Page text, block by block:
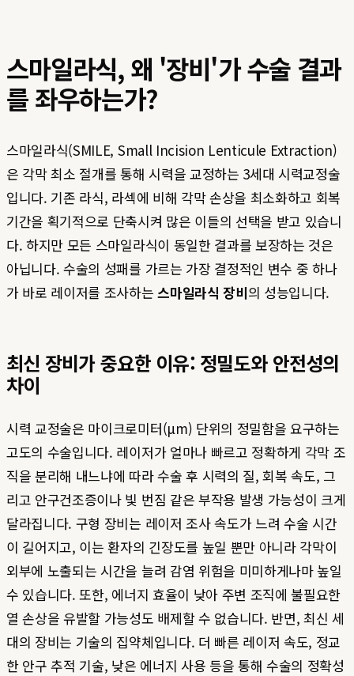
스마일라식, 왜 '장비'가 수술 결과
를 좌우하는가?
스마일라식(SMILE, Small Incision Lenticule Extraction)
은 각막 최소 절개를 통해 시력을 교정하는 3세대 시력교정술
입니다. 기존 라식, 라섹에 비해 각막 손상을 최소화하고 회복
기간을 획기적으로 단축시켜 많은 이들의 선택을 받고 있습니
다. 하지만 모든 스마일라식이 동일한 결과를 보장하는 것은
아닙니다. 수술의 성패를 가르는 가장 결정적인 변수 중 하나
가 바로 레이저를 조사하는스마일라식 장비의 성능입니다.
최신 장비가 중요한 이유: 정밀도와 안전성의
차이
시력 교정술은 마이크로미터(μm) 단위의 정밀함을 요구하는
고도의 수술입니다. 레이저가 얼마나 빠르고 정확하게 각막 조
직을 분리해 내느냐에 따라 수술 후 시력의 질, 회복 속도, 그
리고 안구건조증이나 빛 번짐 같은 부작용 발생 가능성이 크게
달라집니다. 구형 장비는 레이저 조사 속도가 느려 수술 시간
이 길어지고, 이는 환자의 긴장도를 높일 뿐만 아니라 각막이
외부에 노출되는 시간을 늘려 감염 위험을 미미하게나마 높일
수 있습니다. 또한, 에너지 효율이 낮아 주변 조직에 불필요한
열 손상을 유발할 가능성도 배제할 수 없습니다. 반면, 최신 세
대의 장비는 기술의 집약체입니다. 더 빠른 레이저 속도, 정교
한 안구 추적 기술, 낮은 에너지 사용 등을 통해 수술의 정확성